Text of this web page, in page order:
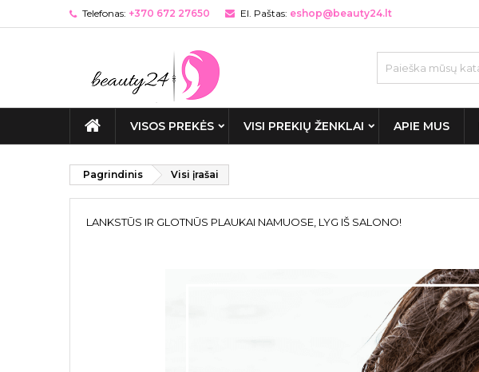
Telefonas: +370 672 27650 El. Paštas: eshop@beauty24.lt
VISOS PREKĖS VISI PREKIŲ ŽENKLAI APIE MUS
Pagrindinis Visi įrašai
LANKSTŪS IR GLOTNŪS PLAUKAI NAMUOSE, LYG IŠ SALONO!